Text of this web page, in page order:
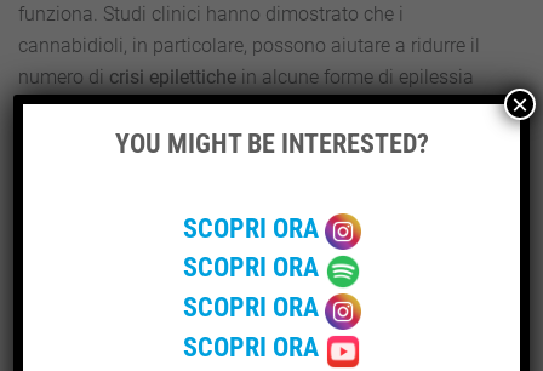
funziona. Studi clinici hanno dimostrato che i
cannabidioli, in particolare, possono aiutare a ridurre il
numero di crisi epilettiche in alcune forme di epilessia
resistente alla terapia.
terapia con la cannabis medica. Ulteriori ricerche sono
necessarie per comprendere appieno i meccanismi
d’azione e gli effetti a lungo termine della cannabis
gestione dell’epilessia.
YOU MIGHT BE INTERESTED?
SCOPRI ORA
SCOPRI ORA
SCOPRI ORA
SCOPRI ORA
×